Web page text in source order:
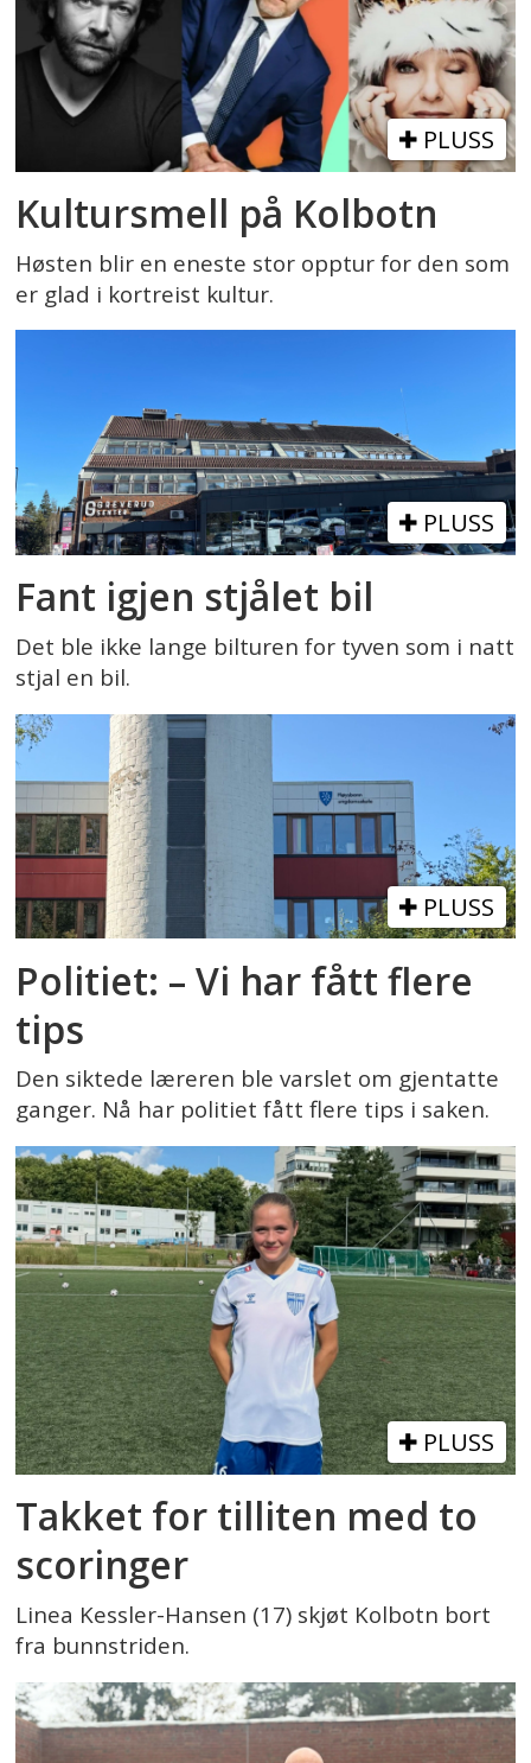
PLUSS
Kultursmell på Kolbotn
Høsten blir en eneste stor opptur for den som
er glad i kortreist kultur.
PLUSS
Fant igjen stjålet bil
Det ble ikke lange bilturen for tyven som i natt
stjal en bil.
PLUSS
Politiet: – Vi har fått flere
tips
Den siktede læreren ble varslet om gjentatte
ganger. Nå har politiet fått flere tips i saken.
PLUSS
Takket for tilliten med to
scoringer
Linea Kessler-Hansen (17) skjøt Kolbotn bort
fra bunnstriden.